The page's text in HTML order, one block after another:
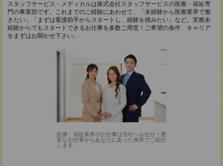
スタッフサービス・メディカルは株式会社スタッフサービスの医療・福祉専
門の事業部です。これまでのご経験にあわせて、「未経験から医療業界で働
きたい」「まずは看護助手からスタートし、経験を積みたい」など。実務未
経験からでもスタートできるお仕事を多数ご用意！ご希望の条件、キャリア
をまずはお聞かせ下さい。
医療・福祉業界のお仕事は当社へお任せ！豊
富なお仕事からあなたにあった条件でご紹介
します。